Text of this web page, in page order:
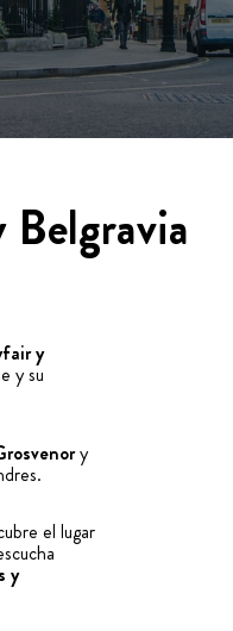
y
y su
y
el lugar
y